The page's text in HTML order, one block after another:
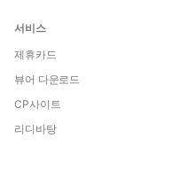
서비스
제휴카드
뷰어 다운로드
CP사이트
리디바탕